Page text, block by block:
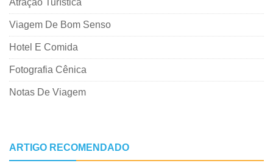
Atração Turística
Viagem De Bom Senso
Hotel E Comida
Fotografia Cênica
Notas De Viagem
ARTIGO RECOMENDADO